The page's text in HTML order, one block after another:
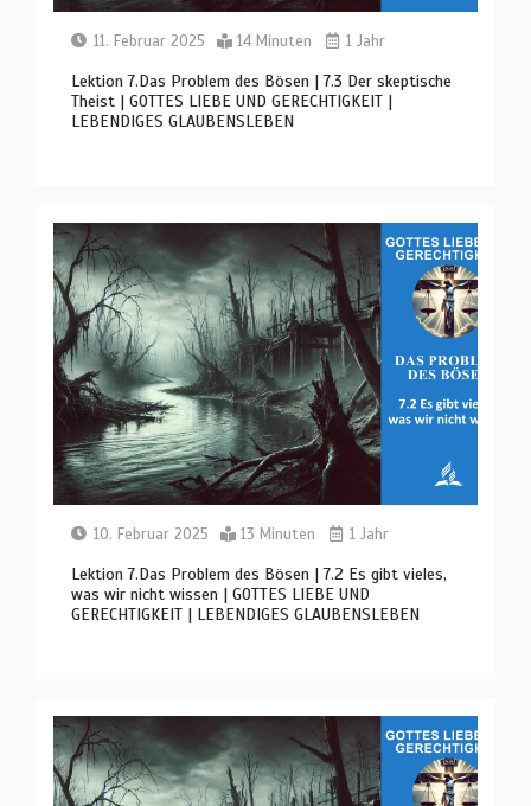
11. Februar 2025 14 Minuten 1 Jahr
Lektion 7.Das Problem des Bösen | 7.3 Der skeptische
Theist | GOTTES LIEBE UND GERECHTIGKEIT |
LEBENDIGES GLAUBENSLEBEN
10. Februar 2025 13 Minuten 1 Jahr
Lektion 7.Das Problem des Bösen | 7.2 Es gibt vieles,
was wir nicht wissen | GOTTES LIEBE UND
GERECHTIGKEIT | LEBENDIGES GLAUBENSLEBEN